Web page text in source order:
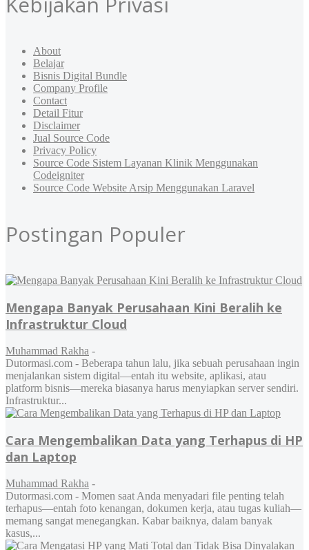
About
Belajar
Bisnis Digital Bundle
Company Profile
Contact
Detail Fitur
Disclaimer
Jual Source Code
Privacy Policy
Source Code Sistem Layanan Klinik Menggunakan
Codeigniter
Source Code Website Arsip Menggunakan Laravel
Postingan Populer
Mengapa Banyak Perusahaan Kini Beralih ke
Infrastruktur Cloud
Muhammad Rakha -
Dutormasi.com - Beberapa tahun lalu, jika sebuah perusahaan ingin
menjalankan sistem digital—entah itu website, aplikasi, atau
platform bisnis—mereka biasanya harus menyiapkan server sendiri.
Infrastruktur...
Cara Mengembalikan Data yang Terhapus di HP
dan Laptop
Muhammad Rakha -
Dutormasi.com - Momen saat Anda menyadari file penting telah
terhapus—entah foto kenangan, dokumen kerja, atau tugas kuliah—
memang sangat menegangkan. Kabar baiknya, dalam banyak
kasus,...